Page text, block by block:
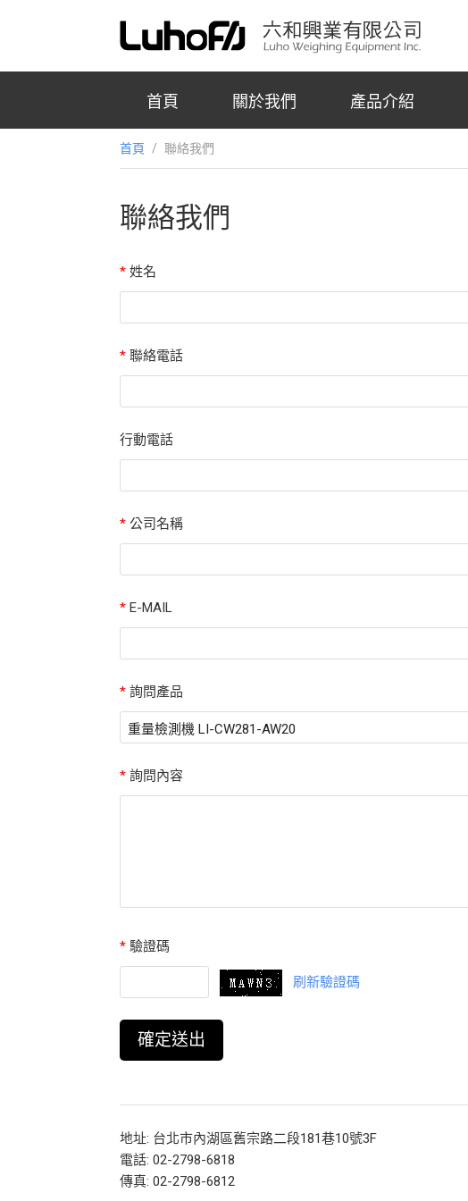
首頁 關於我們 產品介紹
首頁 / 聯絡我們
聯絡我們
* 姓名
* 聯絡電話
行動電話
* 公司名稱
* E-MAIL
* 詢問產品
* 詢問內容
* 驗證碼
刷新驗證碼
地址: 台北市內湖區舊宗路二段181巷10號3F
電話: 02-2798-6818
傳真: 02-2798-6812